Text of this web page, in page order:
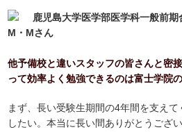
鹿児島大学医学部医学科一般前
M・Mさん
他予備校と違いスタッフの皆さんと密
って効率よく勉強できるのは富士学院
まず、長い受験生期間の4年間を支え
したい。本当に長い間ありがとうござ